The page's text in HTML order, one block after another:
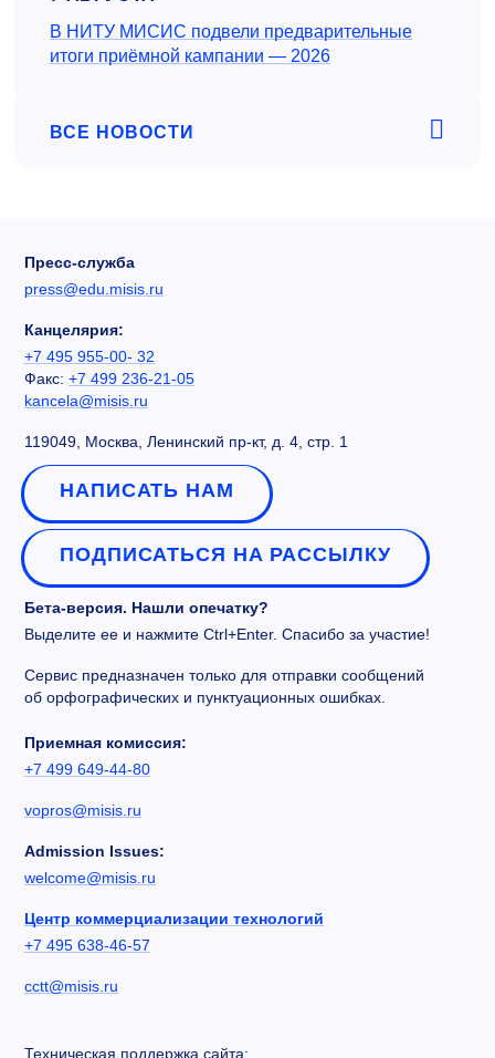
В НИТУ МИСИС подвели предварительные
итоги приёмной кампании — 2026
ВСЕ НОВОСТИ
Пресс-служба
press@edu.misis.ru
Канцелярия:
+7 495 955-00- 32
Факс: +7 499 236-21-05
kancela@misis.ru
119049, Москва, Ленинский пр-кт, д. 4, стр. 1
НАПИСАТЬ НАМ
ПОДПИСАТЬСЯ НА РАССЫЛКУ
Бета-версия. Нашли опечатку?
Выделите ее и нажмите Ctrl+Enter. Спасибо за участие!
Сервис предназначен только для отправки сообщений
об орфографических и пунктуационных ошибках.
Приемная комиссия:
+7 499 649-44-80
vopros@misis.ru
Admission Issues:
welcome@misis.ru
Центр коммерциализации технологий
+7 495 638-46-57
cctt@misis.ru
Техническая поддержка сайта: